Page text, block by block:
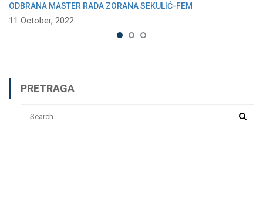
ODBRANA MASTER RADA ZORANA SEKULIĆ-FEM
11 October, 2022
PRETRAGA